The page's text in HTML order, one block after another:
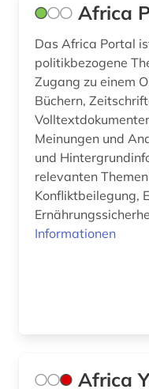
e-learning (1)
ecuador (2)
eg (1)
eheschließung (1)
einreise (1)
Africa
Das Africa Portal
politikbezogene
Zugang zu einem
Büchern,
Meinungen und
und
relevanten
Konfliktbeilegung,
Informationen
Africa